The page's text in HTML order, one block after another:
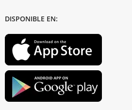
DISPONIBLE EN: